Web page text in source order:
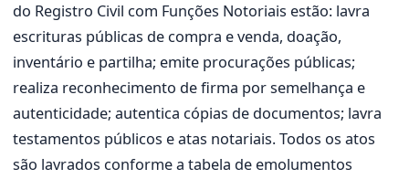
do Registro Civil com Funções Notoriais estão: lavra
escrituras públicas de compra e venda, doação,
inventário e partilha; emite procurações públicas;
realiza reconhecimento de firma por semelhança e
autenticidade; autentica cópias de documentos; lavra
testamentos públicos e atas notariais. Todos os atos
são lavrados conforme a tabela de emolumentos